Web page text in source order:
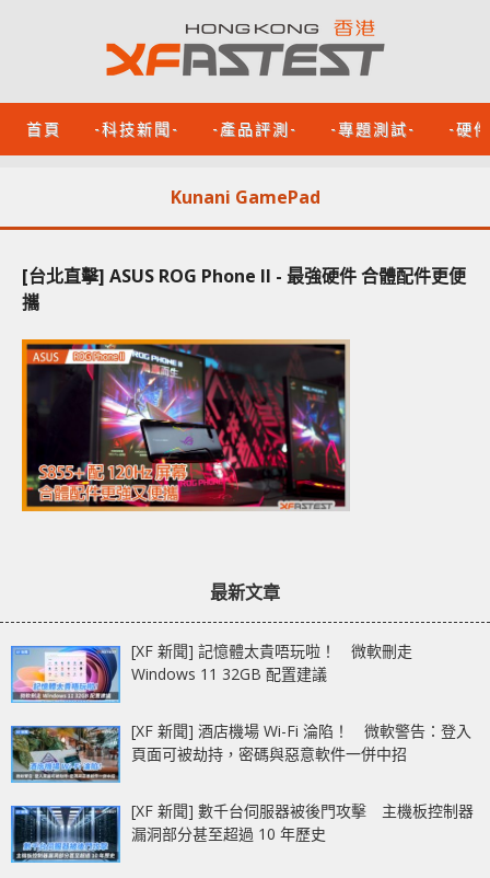
首頁 -科技新聞- -產品評測- -專題測試- -硬
Kunani GamePad
[台北直擊] ASUS ROG Phone II - 最強硬件 合體配件更便
攜
最新文章
[XF 新聞] 記憶體太貴唔玩啦！ 微軟刪走
Windows 11 32GB 配置建議
[XF 新聞] 酒店機場 Wi-Fi 淪陷！ 微軟警告：登入
頁面可被劫持，密碼與惡意軟件一併中招
[XF 新聞] 數千台伺服器被後門攻擊 主機板控制器
漏洞部分甚至超過 10 年歷史